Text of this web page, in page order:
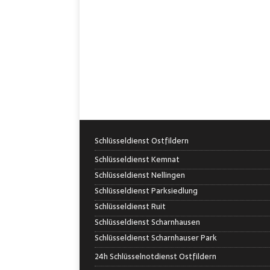
Schlüsseldienst Ostfildern
Schlüsseldienst Kemnat
Schlüsseldienst Nellingen
Schlüsseldienst Parksiedlung
Schlüsseldienst Ruit
Schlüsseldienst Scharnhausen
Schlüsseldienst Scharnhauser Park
24h Schlüsselnotdienst Ostfildern